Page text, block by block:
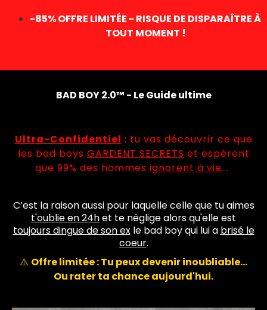
-85% OFFRE LIMITÉE - RISQUE DE DISPARAÎTRE À
TOUT MOMENT !
BAD BOY 2.0™ - Le Guide ultime
Ultra-Confidentiel : tu vas découvrir ce que
les bad boys GARDENT SECRETS et espèrent
que 99% des hommes ignorent à vie...
C’est la raison aussi pour laquelle celle que tu aimes
t'oublie en 24het te néglige alors qu'elle est
toujours dingue de son exle bad boy qui lui a brisé le
coeur.
⚠️ Offre limitée : Tu peux devenir inoubliable…
Ou rater ta chance aujourd'hui.